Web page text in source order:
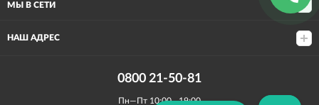
МЫ В СЕТИ
НАШ АДРЕС
0800 21-50-81
Пн—Пт 10:00—19:00